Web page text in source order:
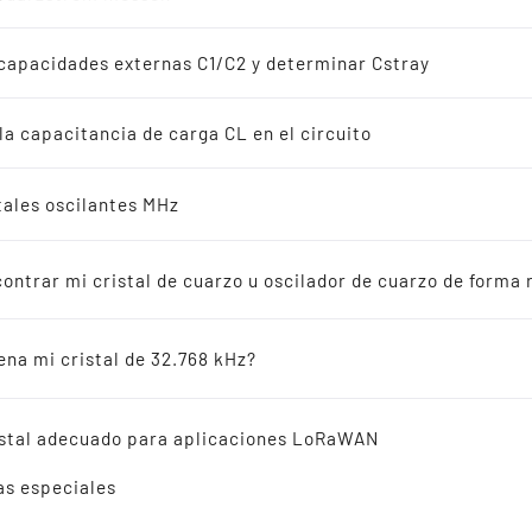
de 32.768 kHz
especiales
externas C1/C2 y determinar Cstray
capacitancia de carga CL en el circuito
oscilantes MHz
mi cristal de cuarzo u oscilador de cuarzo de forma
mi cristal de 32.768 kHz?
adecuado para aplicaciones LoRaWAN
SMD VCTCXO
2.0 mm 9.6 - 52.0 MHz